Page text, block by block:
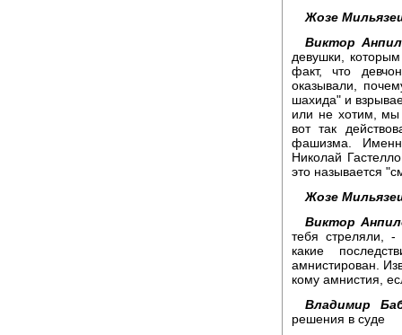
Жозе
Виктор
девушки,
факт, что
оказывали,
шахида" и
или не хотим, мы
вот так
фашизма.
Николай
это называется
Жозе
Виктор
тебя стреляли, -
какие
амнистирован.
кому амнистия,
Владимир
решения в суде